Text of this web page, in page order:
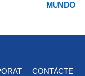
MUNDO
CONTÁCTE